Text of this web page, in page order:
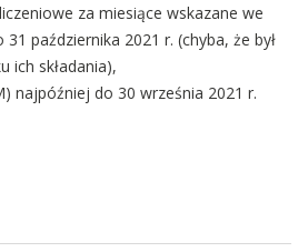
za miesiące wskazane we
października 2021 r. (chyba, że był
ich składania),
najpóźniej do 30 września 2021 r.